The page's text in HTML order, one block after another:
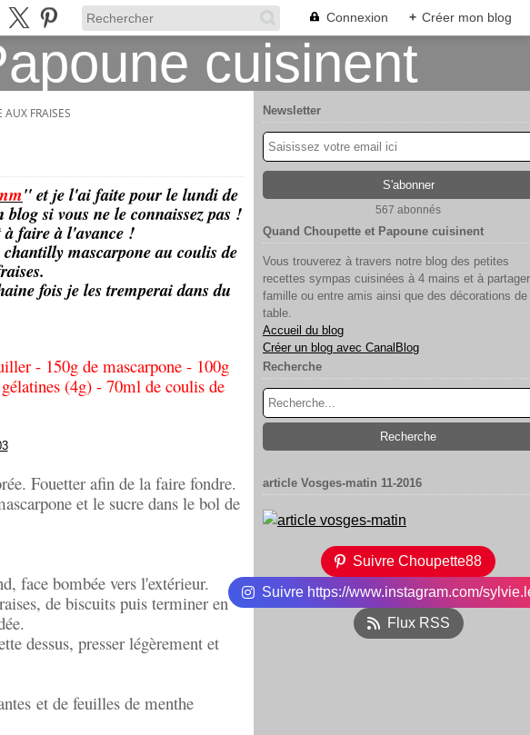
Connexion + Créer mon blog
AUX FRAISES
" et je l'ai faite pour le lundi de
si vous ne le connaissez pas !
à faire à l'avance !
mascarpone au coulis de
fois je les tremperai dans du
- 150g de mascarpone - 100g
(4g) - 70ml de coulis de
Fouetter afin de la faire fondre.
et le sucre dans le bol de
face bombée vers l'extérieur.
de biscuits puis terminer en
dessus, presser légèrement et
et de feuilles de menthe
Newsletter
567 abonnés
Quand Choupette et Papoune cuisinent
Vous trouverez à travers notre blog des petites
recettes sympas cuisinées à 4 mains et à
famille ou entre amis ainsi que des décorations de
table.
Accueil du blog
Créer un blog avec CanalBlog
Recherche
article Vosges-matin 11-2016
Suivre Choupette88
Suivre https://www.instagram.com/
Flux RSS